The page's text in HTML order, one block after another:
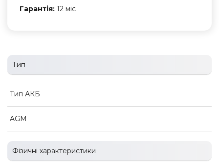
Гарантія: 12 міс
Тип
Тип АКБ
AGM
Фізичні характеристики